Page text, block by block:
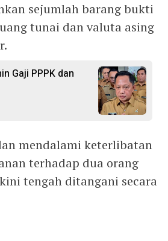
sejumlah barang bukti
tunai dan valuta asing
Gaji PPPK dan
mendalami keterlibatan
terhadap dua orang
tengah ditangani secara